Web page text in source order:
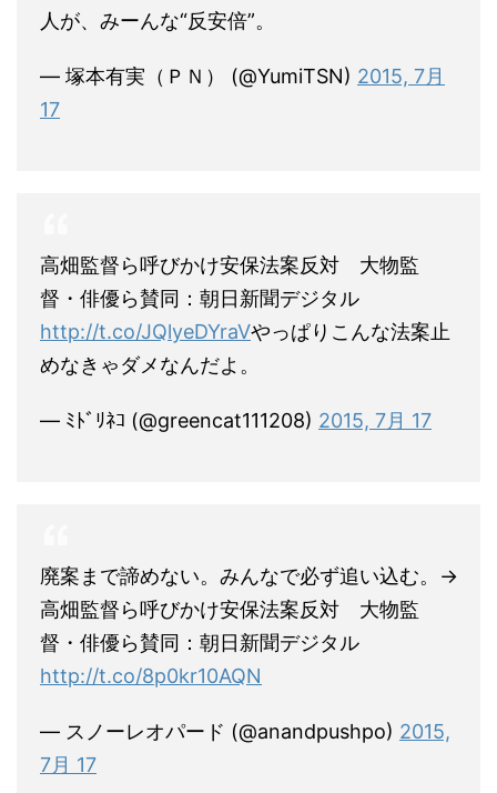
人が、みーんな“反安倍”。
— 塚本有実（ＰＮ） (@YumiTSN) 2015, 7月
17
高畑監督ら呼びかけ安保法案反対 大物監
督・俳優ら賛同：朝日新聞デジタル
http://t.co/JQlyeDYraVやっぱりこんな法案止
めなきゃダメなんだよ。
— ﾐﾄﾞﾘﾈｺ (@greencat111208) 2015, 7月 17
廃案まで諦めない。みんなで必ず追い込む。→
高畑監督ら呼びかけ安保法案反対 大物監
督・俳優ら賛同：朝日新聞デジタル
http://t.co/8p0kr10AQN
— スノーレオパード (@anandpushpo) 2015,
7月 17